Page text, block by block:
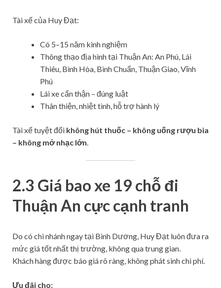
Tài xế của Huy Đạt:
Có 5–15 năm kinh nghiệm
Thông thạo địa hình tại Thuận An: An Phú, Lái
Thiêu, Bình Hòa, Bình Chuẩn, Thuận Giao, Vĩnh
Phú
Lái xe cẩn thận – đúng luật
Thân thiện, nhiệt tình, hỗ trợ hành lý
Tài xế tuyệt đối không hút thuốc – không uống rượu bia
– không mở nhạc lớn.
2.3 Giá bao xe 19 chỗ đi
Thuận An cực cạnh tranh
Do có chi nhánh ngay tại Bình Dương, Huy Đạt luôn đưa ra
mức giá tốt nhất thị trường, không qua trung gian.
Khách hàng được báo giá rõ ràng, không phát sinh chi phí.
Ưu đãi cho: